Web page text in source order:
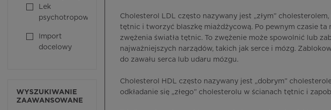
Lek
psychotropowy
Import
docelowy
WYSZUKIWANIE
ZAAWANSOWANE
Cholesterol LDL często nazywany jest „złym”
tętnic i tworzyć blaszkę miażdżycową. Po pewnym czasie ta
zwężenia światła tętnic. To zwężenie może spowolnić lub
najważniejszych narządów, takich jak serce i mózg.
do zawału serca lub udaru mózgu.
Cholesterol HDL często nazywany jest „dobrym”
odkładanie się „złego” cholesterolu w ścianach tętnic i